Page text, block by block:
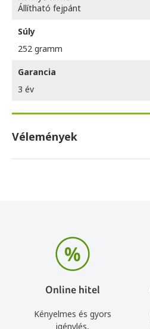
Állítható fejpánt
Súly
252 gramm
Garancia
3 év
Vélemények
Online hitel
Kényelmes és gyors
igénylés,